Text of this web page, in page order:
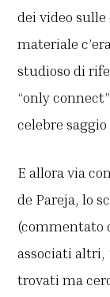
dei video sulle
materiale
studioso di
“only
celebre
E allora via
de Pareja, lo
(commentato
associati altri,
trovati ma